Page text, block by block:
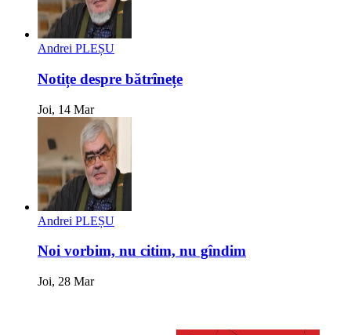
Andrei PLEȘU
Notițe despre bătrînețe
Joi, 14 Mar
Andrei PLEȘU
Noi vorbim, nu citim, nu gîndim
Joi, 28 Mar